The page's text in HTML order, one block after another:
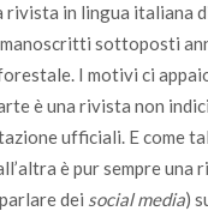
rivista in lingua italiana
sottoposti
I motivi ci
è una rivista non
ufficiali. E come
è pur sempre una
dei social media)